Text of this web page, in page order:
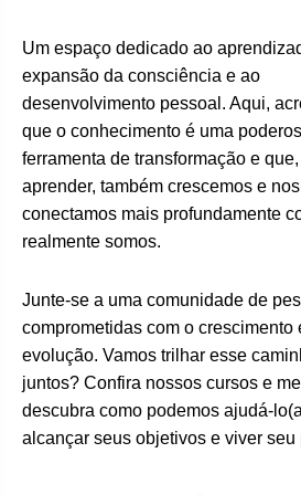
Um espaço dedicado ao
expansão da consciência e ao
desenvolvimento pessoal. Aqui,
que o conhecimento é uma
ferramenta de transformação e
aprender, também crescemos e nos
conectamos mais profundamente
realmente somos.
Junte-se a uma comunidade de
comprometidas com o crescimento
evolução. Vamos trilhar esse
juntos? Confira nossos cursos e
descubra como podemos ajudá-
alcançar seus objetivos e viver seu